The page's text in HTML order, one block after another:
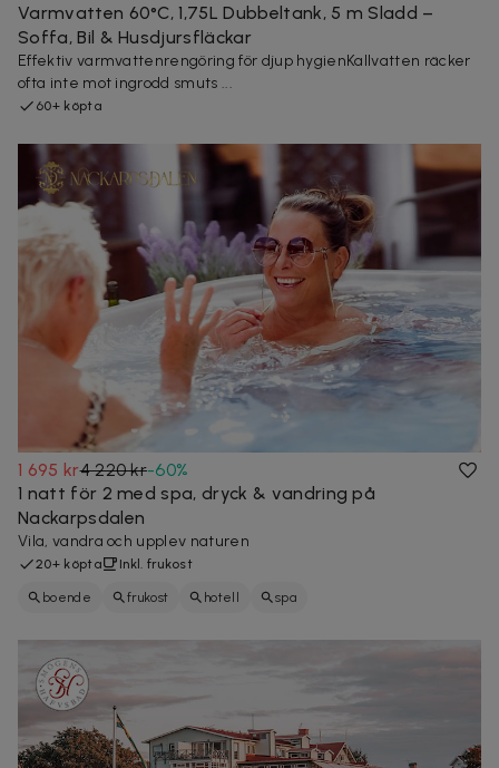
Varmvatten 60°C, 1,75L Dubbeltank, 5 m Sladd –
Soffa, Bil & Husdjursfläckar
Effektiv varmvattenrengöring för djup hygienKallvatten räcker
ofta inte mot ingrodd smuts ...
60+ köpta
1 695 kr4 220 kr-60%
1 natt för 2 med spa, dryck & vandring på
Nackarpsdalen
Vila, vandra och upplev naturen
20+ köpta Inkl. frukost
boende frukost hotell spa